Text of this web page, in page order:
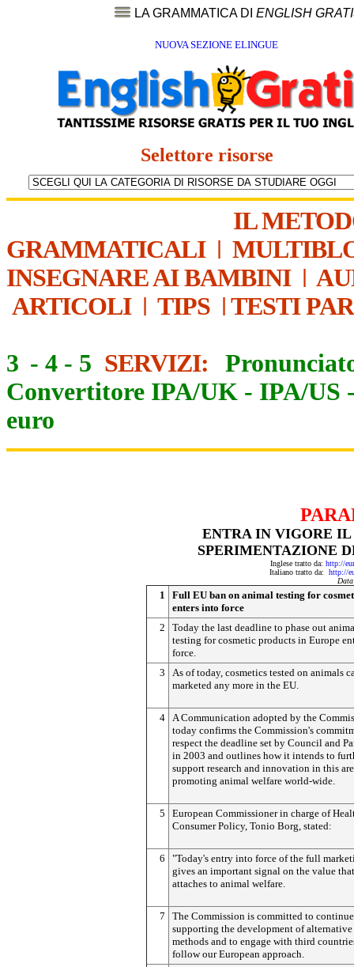
LA GRAMMATICA DI ENGLISH
NUOVA SEZIONE ELINGUE
Selettore risorse
IL
GRAMMATICALI|
INSEGNARE AI BAMBINI|
ARTICOLI| TIPS | TESTI
3 - 4 - 5 SERVIZI:
Convertitore IPA/UK - IPA/US
euro
ENTRA IN VIGORE
SPERIMENTAZIONE
Inglese tratto da: http://
Italiano tratto da: http://
1
Full EU ban on animal testing for
enters into force
2
Today the last deadline to phase out
testing for cosmetic products in Europe
force.
3
As of today, cosmetics tested on animals
marketed any more in the EU.
4 A Communication adopted by the
today confirms the Commission's
respect the deadline set by Council and
in 2003 and outlines how it intends to
support research and innovation in this
promoting animal welfare world-wide.
5
European Commissioner in charge of
Consumer Policy, Tonio Borg, stated:
6
"Today's entry into force of the full
gives an important signal on the value
attaches to animal welfare.
7
The Commission is committed to continue
supporting the development of alternative
methods and to engage with third
follow our European approach.